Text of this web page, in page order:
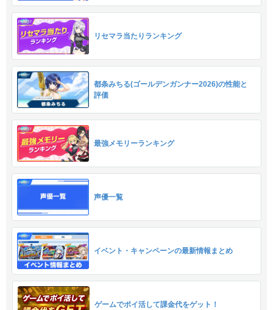
リセマラ当たりランキング
都条みちる(ゴールデンガンナー2026)の性能と
評価
最強メモリーランキング
声優一覧
イベント・キャンペーンの最新情報まとめ
ゲームでポイ活して課金代をゲット！